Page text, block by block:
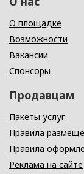
О площадке
Возможности
Вакансии
Спонсоры
Продавцам
Пакеты услуг
Правила
Правила
Реклама на сайте